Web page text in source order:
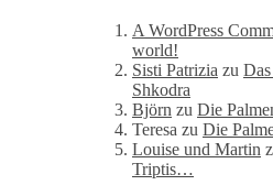
A WordPress
world!
Sisti Patrizia zu
Shkodra
Björn zu Die
Teresa zu Die
Louise und Martin
Triptis…